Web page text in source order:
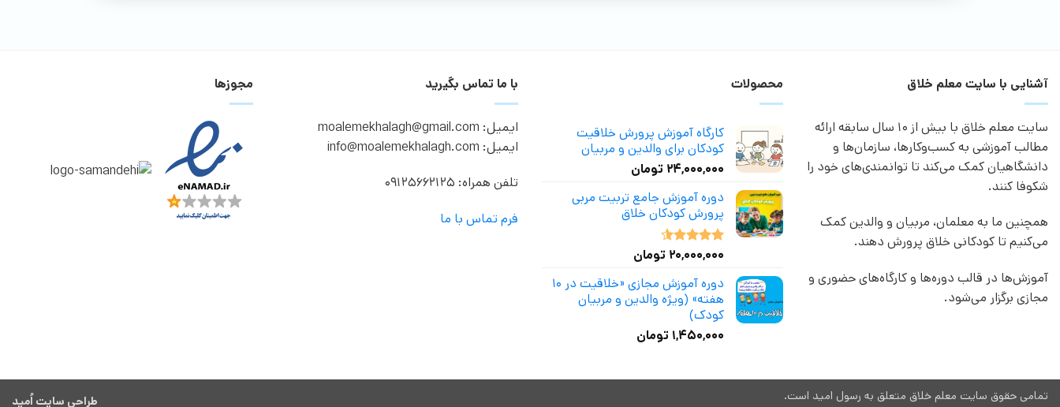
آشنایی با سایت معلم خلاق
سایت معلم خلاق با بیش از 10 سال سابقه ارائه
مطالب آموزشی به کسب‌وکارها، سازمان‌ها و
دانشگاهیان کمک می‌کند تا توانمندی‌های خود را
شکوفا کنند.
همچنین ما به معلمان، مربیان و والدین کمک
می‌کنیم تا کودکانی خلاق پرورش دهند.
آموزش‌ها در قالب دوره‌ها و کارگاه‌های حضوری و
مجازی برگزار می‌شود.
محصولات
کارگاه آموزش پرورش خلاقیت
کودکان برای والدین و مربیان
۲۴,۰۰۰,۰۰۰ تومان
دوره آموزش جامع تربیت مربی
پرورش کودکان خلاق
نمره4.50
۲۰,۰۰۰,۰۰۰ تومان
دوره آموزش مجازی «خلاقیت در ۱۰
هفته» (ویژه والدین و مربیان
کودک)
۱,۴۵۰,۰۰۰ تومان
با ما تماس بگیرید
ایمیل: moalemekhalagh@gmail.com
ایمیل: info@moalemekhalagh.com
تلفن همراه: 09125662125
فرم تماس با ما
مجوزها
طراحی سایت اُمید تمامی حقوق سایت معلم خلاق متعلق به رسول امید است.